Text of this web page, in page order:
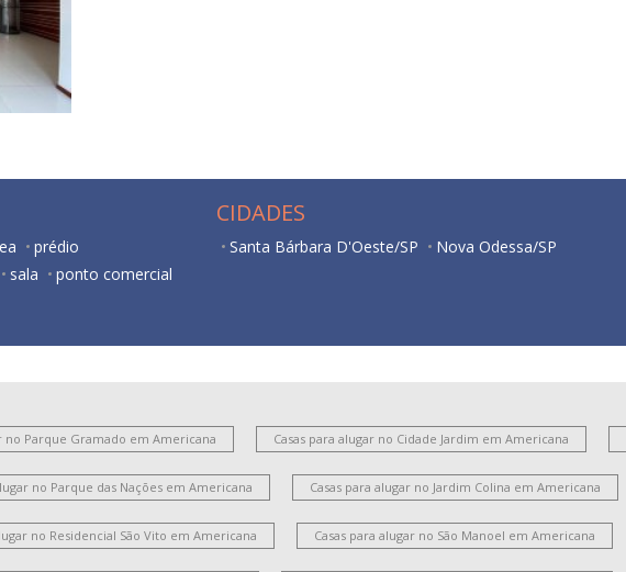
266m²
prédio
sala
ponto comercial
CIDADES
Santa Bárbara D'Oeste/SP Nova Odessa/SP
no Parque Gramado em Americana Casas para alugar no Cidade Jardim em Americana
no Parque das Nações em Americana Casas para alugar no Jardim Colina em Americana
no Residencial São Vito em Americana Casas para alugar no São Manoel em Americana